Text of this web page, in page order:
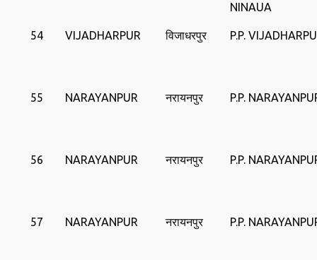
NINAUA
54 VIJADHARPUR विजाधरपुर P.P.
55 NARAYANPUR नरायनपुर P.P.
56 NARAYANPUR नरायनपुर P.P.
57 NARAYANPUR नरायनपुर P.P.